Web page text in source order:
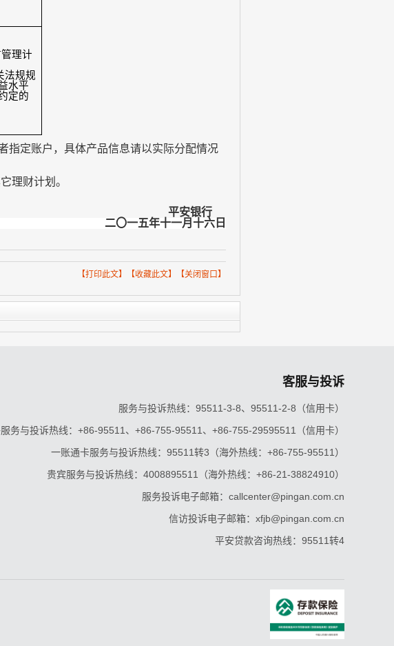
理计
法规规
水平
定的
指定账户，具体产品信息请以实际分配情况
理财计划。
平安银行
二〇一五年十一月十六日
【打印此文】【收藏此文】【关闭窗口】
客服与投诉
服务与投诉热线：95511-3-8、95511-2-8（信用卡）
务与投诉热线：+86-95511、+86-755-95511、+86-755-29595511（信用卡）
一账通卡服务与投诉热线：95511转3（海外热线：+86-755-95511）
贵宾服务与投诉热线：4008895511（海外热线：+86-21-38824910）
服务投诉电子邮箱：callcenter@pingan.com.cn
信访投诉电子邮箱：xfjb@pingan.com.cn
平安贷款咨询热线：95511转4